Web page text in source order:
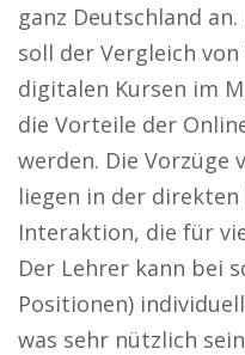
ganz Deutschland
soll der Vergleich
digitalen Kursen im
die Vorteile der
werden. Die Vorzüge
liegen in der direkten
Interaktion, die für
Der Lehrer kann bei
Positionen)
was sehr nützlich